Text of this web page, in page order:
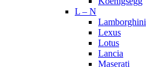
L – N
Lamborghini
Lexus
Lotus
Lancia
Maserati